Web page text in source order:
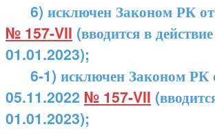
6) исключен Законом РК
№ 157-VII (вводится в
01.01.2023);
6-1) исключен Законом РК
05.11.2022 № 157-VII
01.01.2023);